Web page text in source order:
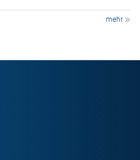
mehr